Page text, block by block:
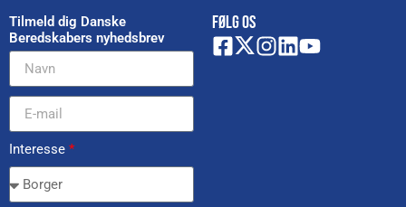
Tilmeld dig Danske
Beredskabers nyhedsbrev
Interesse *
FØLG OS